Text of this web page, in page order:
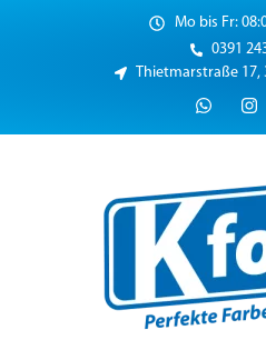
Mo bis Fr:
0391
Thietmarstraße 17,